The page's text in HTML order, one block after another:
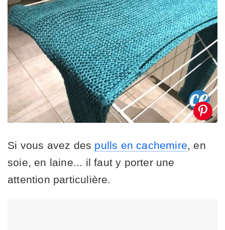
Si vous avez des pulls en cachemire, en
soie, en laine... il faut y porter une
attention particulière.